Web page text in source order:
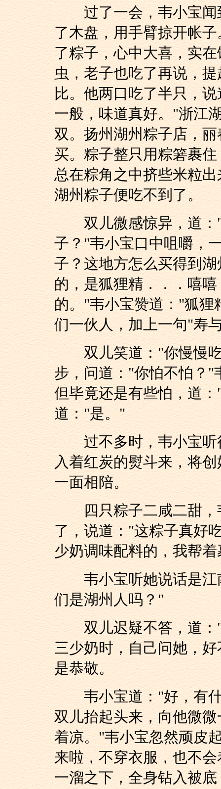
过了一会，韦小宝闻
了木盘，用手臂掠开帐
了粽子，心中大喜，实
虫，老子也吃了再说，
比。他两口吃了半只，
一般，味道真好。"浙江
双。扬州湖州粽子店，
买。粽子整只用粽箬裹
总在粽角之中挤些米粒
湖州粽子便吃不到了。
双儿微感惊异，道："
子？"韦小宝口中咀嚼，
子？这地方怎么买得到
的，是狐狸精．．．嘻
的。"韦小宝赞道："狐狸
们一伙人，加上一句"寿
双儿笑道："你慢慢吃
步，问道："你怕不怕？"
但毕竟还是有些怕，道
道："是。"
过不多时，韦小宝听
入着红炭的熨斗来，将
一面相陪。
四只粽子二咸二甜，
了，说道："这粽子真好
少奶调味配料的，我帮
韦小宝听她说话是江
们是湖州人吗？"
双儿迟疑不答，道："
三少奶时，自己问她，
是恭敬。
韦小宝道："好，有什
双儿抬起头来，向他微
着凉。"韦小宝忽然顽皮
来啦，不穿衣服，也不
一溜之下，全身钻入被